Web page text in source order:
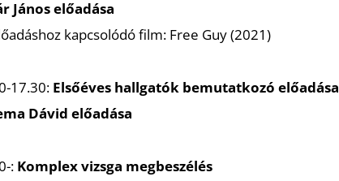
János előadása
kapcsolódó film: Free Guy (2021)
17.30: Elsőéves hallgatók bemutatkozó előadása
Dávid előadása
: Komplex vizsga megbeszélés